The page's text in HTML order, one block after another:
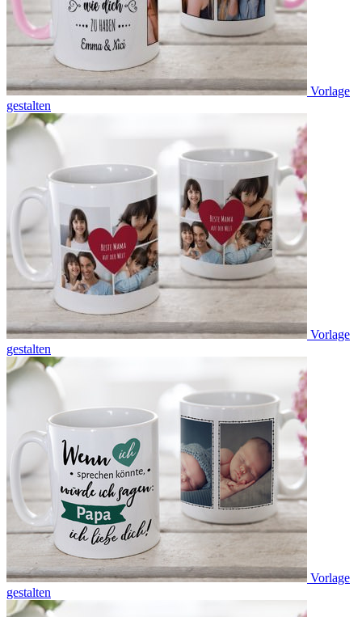
Vorlage
gestalten
Vorlage
gestalten
Vorlage
gestalten